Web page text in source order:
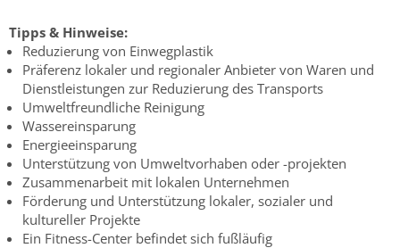
Tipps & Hinweise:
Reduzierung von Einwegplastik
Präferenz lokaler und regionaler Anbieter von Waren und
Dienstleistungen zur Reduzierung des Transports
Umweltfreundliche Reinigung
Wassereinsparung
Energieeinsparung
Unterstützung von Umweltvorhaben oder -projekten
Zusammenarbeit mit lokalen Unternehmen
Förderung und Unterstützung lokaler, sozialer und
kultureller Projekte
Ein Fitness-Center befindet sich fußläufig